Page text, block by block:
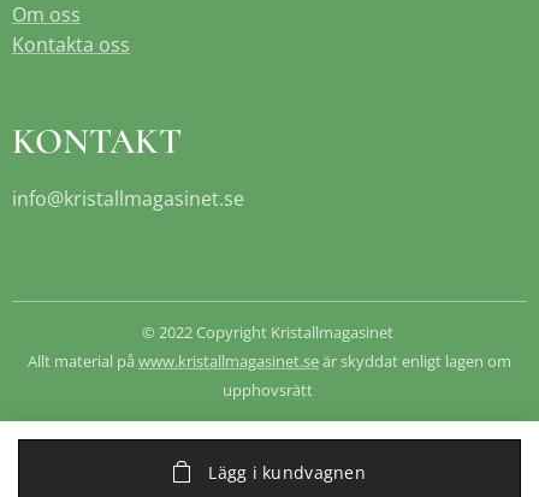
Lägg i kundvagnen
Om oss
Kontakta oss
KONTAKT
info@kristallmagasinet.se
© 2022 Copyright Kristallmagasinet
Allt material på www.kristallmagasinet.seär skyddat enligt lagen om
upphovsrätt